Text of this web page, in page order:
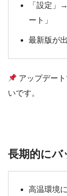
「設定」
ート」
最新版が
アップデー
いです。
長期的にバ
高温環境